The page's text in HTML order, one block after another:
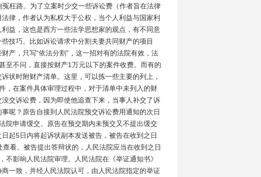
枉路。为了立案时少交一些诉讼费（作者旨在法律
律，作者认为私权大于公权，当个人利益与国家利
益，这也是西方一些法学思想家的观点，有不同意
技巧。比如诉讼请求中分割夫妻共同财产的项目
产，只写“依法分割”，这一招对有的法院有效，法
至不问，直接按财产1万元以下的案件收费。而有的
状时附财产清单。这里，可以拣一些主要的列上，
，在案件具体审理过程中，对于清单中未列入的财
交诉讼费，因为即使他追查下来，当事人补交了诉
呢？原告自接到人民法院预交诉讼费用通知的次日
院申请缓交。原告在预交期内未预交又不提出缓交
起5日内将起诉状副本发送被告，被告在收到之日
看。被告提出答辩状的，人民法院应当在收到之日
影响人民法院审理。人民法院在《举证通知书》
一致，并经人民法院认可，由人民法院指定的举证